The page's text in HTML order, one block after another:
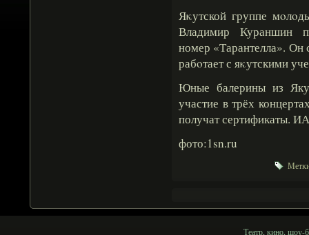
Яκутской группе
Владимир Кураншин
номер «Тарантелла». Он
рабοтает с яκутскими
Юные балерины из
участие в трёх
получат сертификаты.
фото:1sn.ru
Театр, кино, шоу-